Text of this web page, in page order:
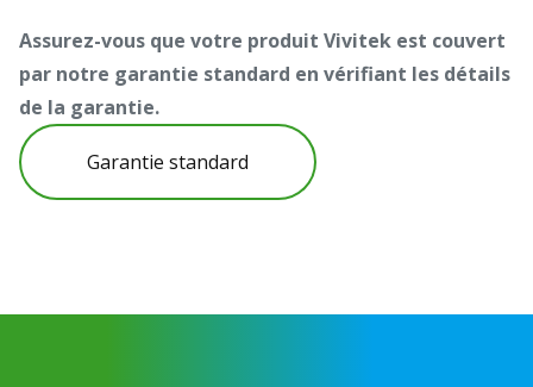
Assurez-vous que votre produit Vivitek est couvert
par notre garantie standard en vérifiant les détails
de la garantie.
Garantie standard